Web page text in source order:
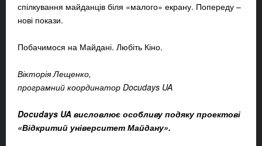
спілкування майданців біля «малого» екрану. Попереду –
нові покази.
Побачимося на Майдані. Любіть Кіно.
Вікторія Лещенко,
програмний координатор Docudays UA
Docudays UA висловлює особливу подяку проектові
«Відкритий університет Майдану».